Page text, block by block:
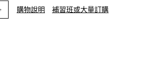
購物說明 補習班或大量訂購